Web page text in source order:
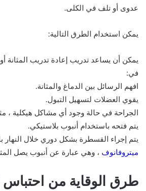
عدوى أو تلف في الكلى.
يمكن استخدام الطرق التالية:
يمكن أن يساعد تدريب إعادة تدريب المثانة أو
في:
افهم الرسائل بين الدماغ والمثانة.
يقوي العضلات لتسهيل التبول.
الجراحة في حالة وجود أي مشاكل هيكلية ،
يتم فتحه باستخدام أنبوب بلاستيكي.
يتم إجراء القسطرة بشكل دوري خلال النهار
ميتروفانوف ، وهي عبارة عن أنبوب يصل
طرق الوقاية من احتباس